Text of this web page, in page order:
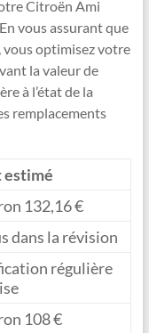
Citroën Ami
vous assurant que
vous optimisez votre
la valeur de
à l’état de la
remplacements
estimé
132,16 €
dans la révision
régulière
108 €